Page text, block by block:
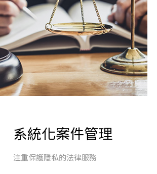
系統化案件管理
注重保護隱私的法律服務